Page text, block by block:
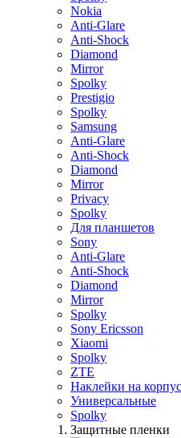
Nokia
Anti-Glare
Anti-Shock
Diamond
Mirror
Spolky
Prestigio
Spolky
Samsung
Anti-Glare
Anti-Shock
Diamond
Mirror
Privacy
Spolky
Для планшетов
Sony
Anti-Glare
Anti-Shock
Diamond
Mirror
Spolky
Sony Ericsson
Xiaomi
Spolky
ZTE
Наклейки на корпус
Универсальные
Spolky
Защитные пленки